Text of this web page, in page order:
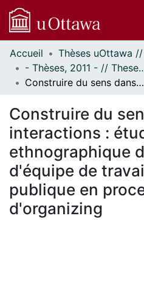
Communautés
et collections
Parcourir
À propos
Accueil
- Thèses, 2011
Construire du sens dans les interactions : étude ethnographique d'une réunion d'équipe de travail de la fonction publique en processus d'organizing
Construire du
interactions :
ethnographique
d'équipe de
publique en
d'organizing